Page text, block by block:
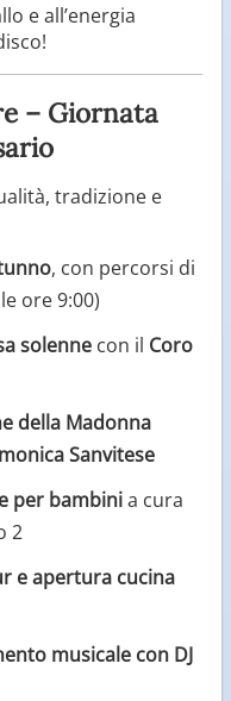
e all’energia
– Giornata
tradizione e
, con percorsi di
ore 9:00)
solenne con il Coro
della Madonna
Sanvitese
per bambinia cura
2
e apertura cucina
musicale con DJ